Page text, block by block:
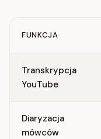
FUNKCJA
Transkrypcja
YouTube
Diaryzacja
mówców